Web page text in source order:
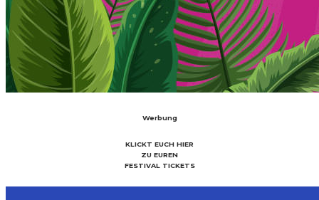
Werbung
KLICKT EUCH HIER
ZU EUREN
FESTIVAL TICKETS